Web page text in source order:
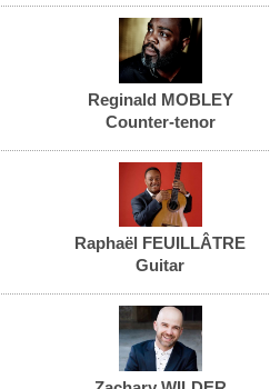
Reginald MOBLEY
Counter-tenor
Raphaël FEUILLÂTRE
Guitar